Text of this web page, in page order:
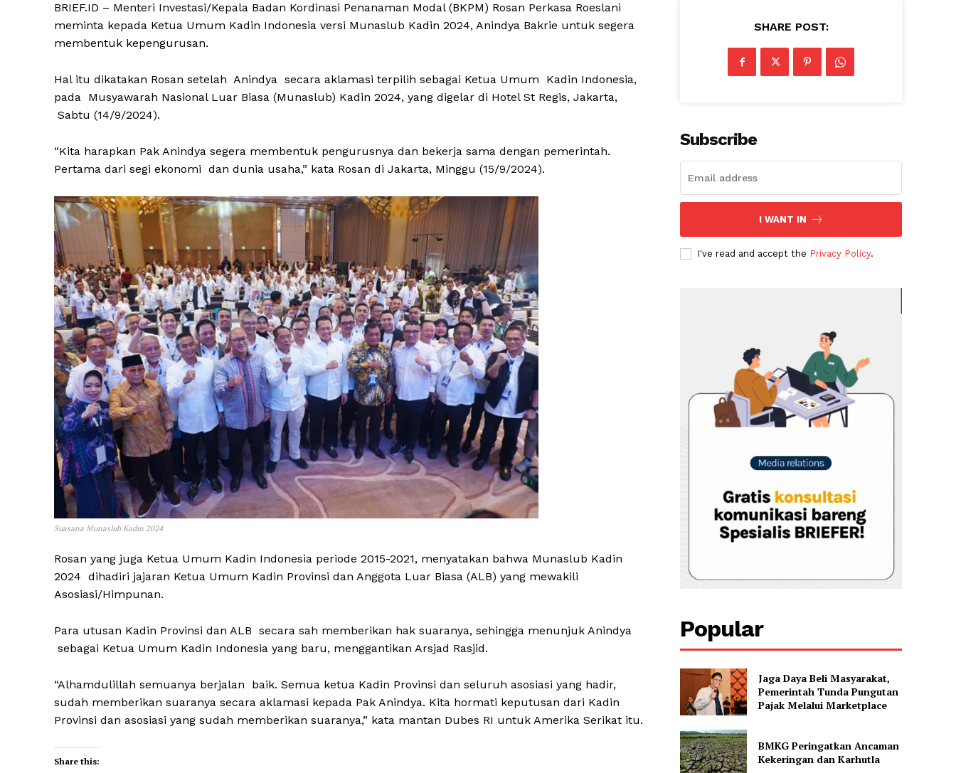
BRIEF.ID – Menteri Investasi/Kepala Badan Kordinasi Penanaman Modal (BKPM) Rosan Perkasa Roeslani
meminta kepada Ketua Umum Kadin Indonesia versi Munaslub Kadin 2024, Anindya Bakrie untuk segera
membentuk kepengurusan.
Hal itu dikatakan Rosan setelah Anindya secara aklamasi terpilih sebagai Ketua Umum Kadin Indonesia,
pada Musyawarah Nasional Luar Biasa (Munaslub) Kadin 2024, yang digelar di Hotel St Regis, Jakarta,
Sabtu (14/9/2024).
“Kita harapkan Pak Anindya segera membentuk pengurusnya dan bekerja sama dengan pemerintah.
Pertama dari segi ekonomi dan dunia usaha,” kata Rosan di Jakarta, Minggu (15/9/2024).
Suasana Munaslub Kadin 2024
Rosan yang juga Ketua Umum Kadin Indonesia periode 2015-2021, menyatakan bahwa Munaslub Kadin
2024 dihadiri jajaran Ketua Umum Kadin Provinsi dan Anggota Luar Biasa (ALB) yang mewakili
Asosiasi/Himpunan.
Para utusan Kadin Provinsi dan ALB secara sah memberikan hak suaranya, sehingga menunjuk Anindya
sebagai Ketua Umum Kadin Indonesia yang baru, menggantikan Arsjad Rasjid.
“Alhamdulillah semuanya berjalan baik. Semua ketua Kadin Provinsi dan seluruh asosiasi yang hadir,
sudah memberikan suaranya secara aklamasi kepada Pak Anindya. Kita hormati keputusan dari Kadin
Provinsi dan asosiasi yang sudah memberikan suaranya,” kata mantan Dubes RI untuk Amerika Serikat itu.
Share this:
SHARE POST:
Subscribe
I WANT IN
I've read and accept the Privacy Policy.
Popular
Jaga Daya Beli Masyarakat,
Pemerintah Tunda Pungutan
Pajak Melalui Marketplace
BMKG Peringatkan Ancaman
Kekeringan dan Karhutla